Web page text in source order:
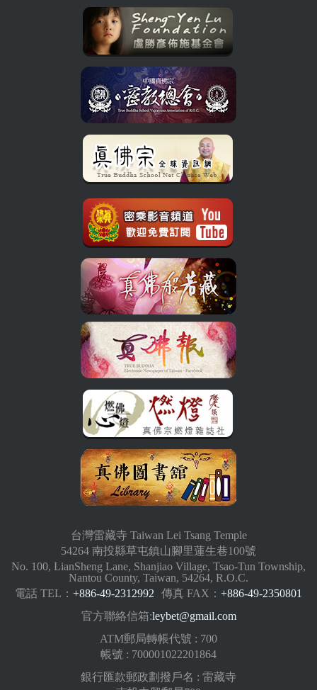
台灣雷藏寺 Taiwan Lei Tsang Temple
54264 南投縣草屯鎮山腳里蓮生巷100號
No. 100, LianSheng Lane, Shanjiao Village, Tsao-Tun Township,
Nantou County, Taiwan, 54264, R.O.C.
電話 TEL： +886-49-2312992 傳真 FAX： +886-49-2350801
官方聯絡信箱:leybet@gmail.com
ATM郵局轉帳代號 : 700
帳號 : 700001022201864
銀行匯款郵政劃撥戶名 : 雷藏寺